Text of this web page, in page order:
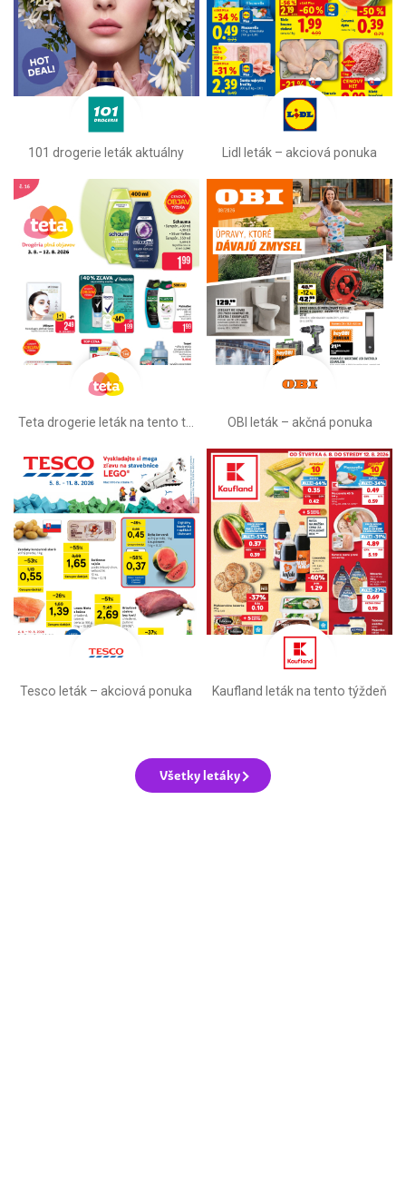
101 drogerie leták aktuálny Lidl leták –⁠ akciová ponuka
OBI leták –⁠ akčná ponuka
Tesco leták – akciová ponuka Kaufland leták na tento týždeň
Všetky letáky